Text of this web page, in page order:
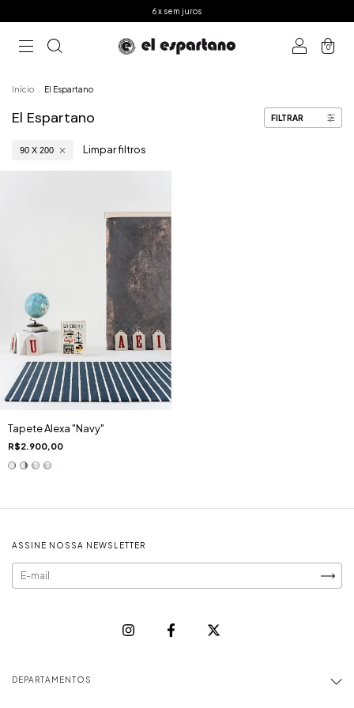
6 x sem juros
0
Início El Espartano
El Espartano FILTRAR
90 X 200 Limpar filtros
Tapete Alexa "Navy"
R$2.900,00
ASSINE NOSSA NEWSLETTER
DEPARTAMENTOS